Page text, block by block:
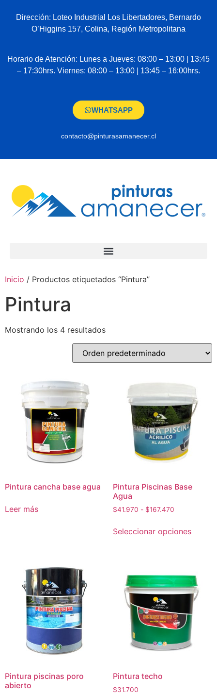
Dirección: Loteo Industrial Los Libertadores, Bernardo
O’Higgins 157, Colina, Región Metropolitana
Horario de Atención: Lunes a Jueves: 08:00 – 13:00 | 13:45
– 17:30hrs. Viernes: 08:00 – 13:00 | 13:45 – 16:00hrs.
WHATSAPP
contacto@pinturasamanecer.cl
Inicio / Productos etiquetados “Pintura”
Pintura
Mostrando los 4 resultados
Pintura cancha base agua
Leer más
Pintura Piscinas Base
Agua
$41.970 - $167.470
Seleccionar opciones
Pintura piscinas poro
abierto
Pintura techo
$31.700